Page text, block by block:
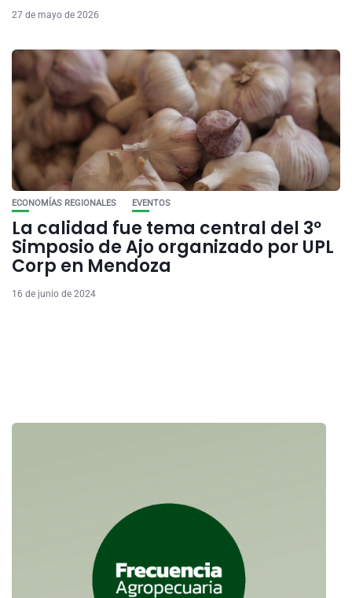
27 de mayo de 2026
ECONOMÍAS REGIONALES EVENTOS
La calidad fue tema central del 3º
Simposio de Ajo organizado por UPL
Corp en Mendoza
16 de junio de 2024